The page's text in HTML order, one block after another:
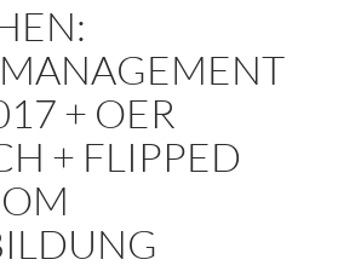
+ OER
+ FLIPPED